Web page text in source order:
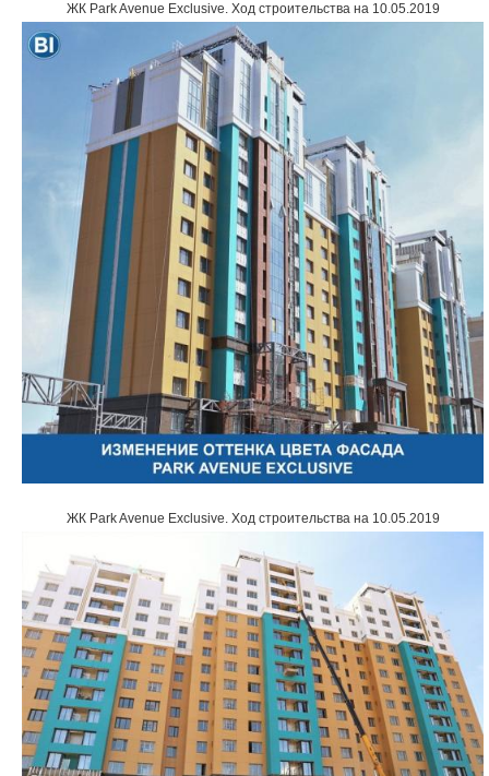
КабинетЖК Park Avenue Exclusive. Ход строительства на 10.05.2019
ЖК Park Avenue Exclusive. Ход строительства на 10.05.2019